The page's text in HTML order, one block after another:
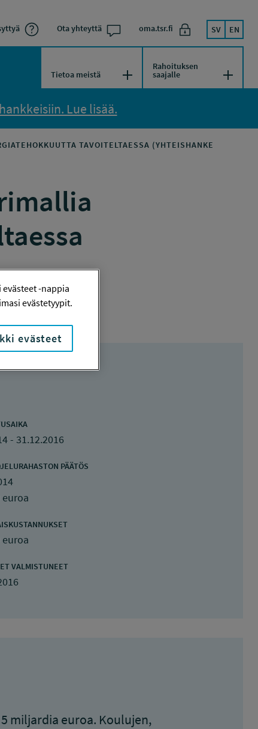
Ota yhteyttä oma.tsr.fi SV EN
Tietoa meistä Avaa/Sulje valikko
Rahoituksen
saajalle Avaa/
Lue lisää.
TAVOITELTAESSA (YHTEISHANKE
- 31.12.2016
PÄÄTÖS
euroa
euroa
VALMISTUNEET
miljardia euroa. Koulujen,
-nappia
evästetyypit.
evästeet